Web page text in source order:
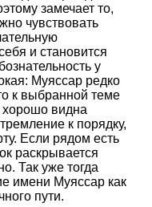
замечает то,
чувствовать
и становится
у
Муяссар редко
к выбранной теме
хорошо видна
к порядку,
Если рядом есть
раскрывается
Так уже тогда
имени Муяссар как
пути.